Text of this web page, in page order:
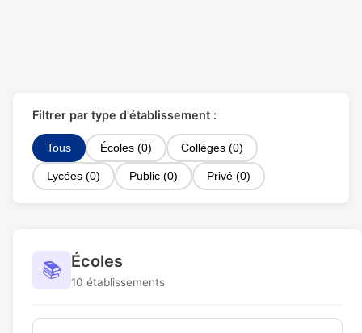
Filtrer par type d'établissement :
Tous Écoles (0) Collèges (0)
Lycées (0) Public (0) Privé (0)
📚 Écoles
10 établissements